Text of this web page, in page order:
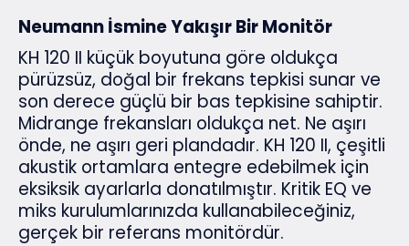
Neumann İsmine Yakışır Bir Monitör
KH 120 II küçük boyutuna göre oldukça
pürüzsüz, doğal bir frekans tepkisi sunar ve
son derece güçlü bir bas tepkisine sahiptir.
Midrange frekansları oldukça net. Ne aşırı
önde, ne aşırı geri plandadır. KH 120 II, çeşitli
akustik ortamlara entegre edebilmek için
eksiksik ayarlarla donatılmıştır. Kritik EQ ve
miks kurulumlarınızda kullanabileceğiniz,
gerçek bir referans monitördür.